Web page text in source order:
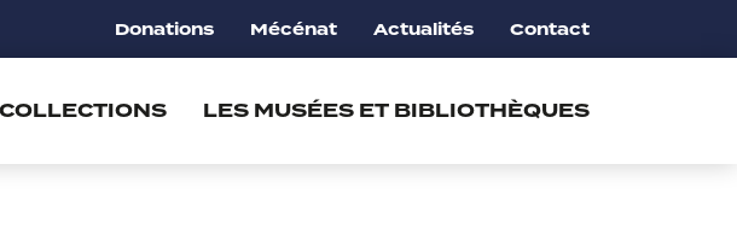
Donations Mécénat Actualités Contact
LES MUSÉES ET BIBLIOTHÈQUES